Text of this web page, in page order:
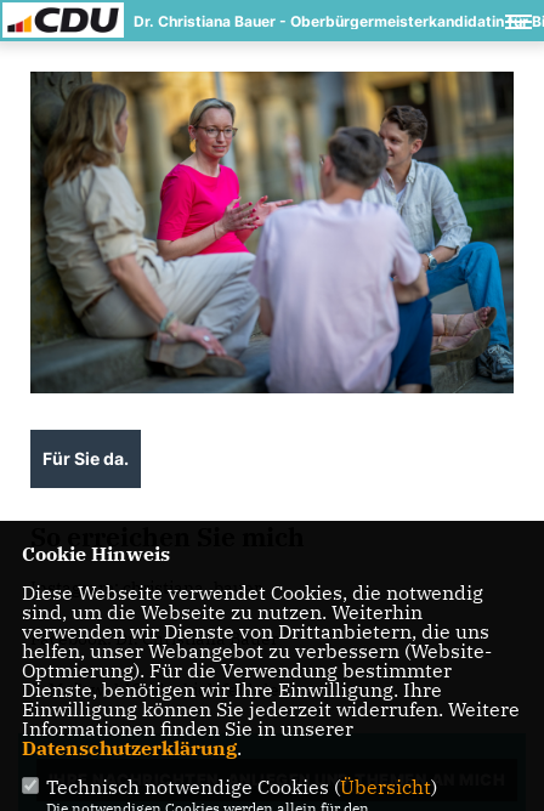
Dr. Christiana Bauer - Oberbürgermeisterkandidatin für
Für Sie da.
Instagram: christiana_bauer
Facebook: Dr. Christiana Bauer
E-Mail: wahl@cdu-bielefeld.de
IHRE NACHRICHTEN, ANLIEGEN UND THEMEN AN MICH
Cookie Hinweis
Diese Webseite verwendet Cookies, die notwendig
sind, um die Webseite zu nutzen. Weiterhin
verwenden wir Dienste von Drittanbietern, die uns
helfen, unser Webangebot zu verbessern (Website-
Optmierung). Für die Verwendung bestimmter
Dienste, benötigen wir Ihre Einwilligung. Ihre
Einwilligung können Sie jederzeit widerrufen. Weitere
Informationen finden Sie in unserer
Datenschutzerklärung.
Technisch notwendige Cookies (Übersicht)